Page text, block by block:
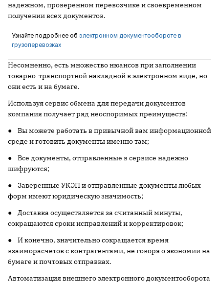
надежном, проверенном перевозчике и своевременном
получении всех документов.
Узнайте подробнее об электронном документообороте в
грузоперевозках
Несомненно, есть множество нюансов при заполнении
товарно-транспортной накладной в электронном виде, но
они есть и на бумаге.
Используя сервис обмена для передачи документов
компания получает ряд неоспоримых преимуществ:
● Вы можете работать в привычной вам информационной
среде и готовить документы именно там;
● Все документы, отправленные в сервисе надежно
шифруются;
● Заверенные УКЭП и отправленные документы любых
форм имеют юридическую значимость;
● Доставка осуществляется за считанный минуты,
сокращаются сроки исправлений и корректировок;
● И конечно, значительно сокращается время
взаиморасчетов с контрагентами, не говоря о экономии на
бумаге и почтовых отправках.
Автоматизация внешнего электронного документооборота